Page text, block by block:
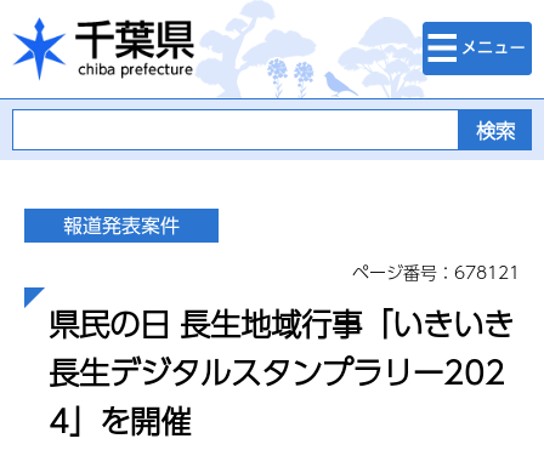
千葉県
検索・メニュ
ー
ページ番号：678121
県民の日 長生地域行事「いきいき
長生デジタルスタンプラリー202
4」を開催